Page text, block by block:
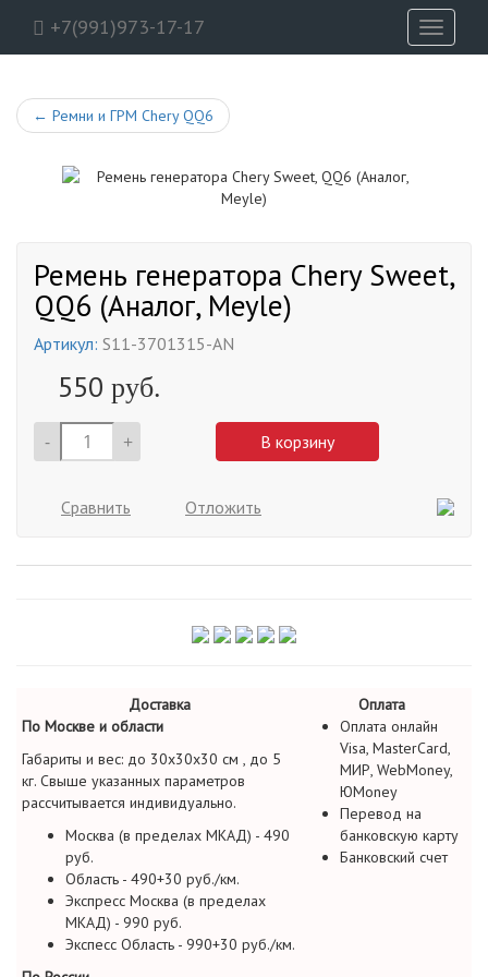
+7(991)973-17-17
Toggle
← Ремни и ГРМ Chery QQ6
Ремень генератора Chery Sweet,
QQ6 (Аналог, Meyle)
Артикул: S11-3701315-AN
550 руб.
- + В корзину
Сравнить Отложить
Доставка
Оплата
По Москве и области
Габариты и вес: до 30х30х30 см , до 5
кг. Свыше указанных параметров
рассчитывается индивидуально.
Москва (в пределах МКАД) - 490
руб.
Область - 490+30 руб./км.
Экспресс Москва (в пределах
МКАД) - 990 руб.
Экспесс Область - 990+30 руб./км.
Оплата онлайн
Visa, MasterCard,
МИР, WebMoney,
ЮMoney
Перевод на
банковскую карту
Банковский счет